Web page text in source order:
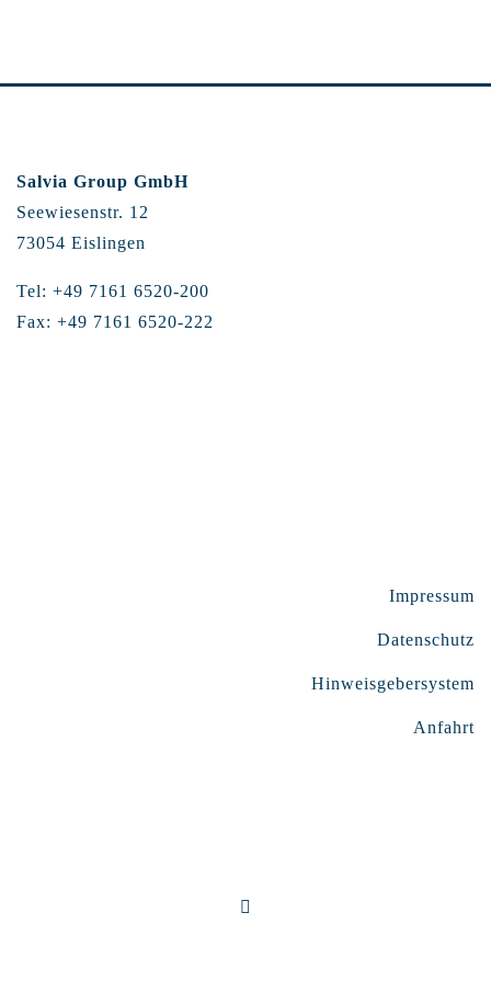
Salvia Group GmbH
Seewiesenstr. 12
73054 Eislingen
Tel: +49 7161 6520-200
Fax: +49 7161 6520-222
Impressum
Datenschutz
Hinweisgebersystem
Anfahrt